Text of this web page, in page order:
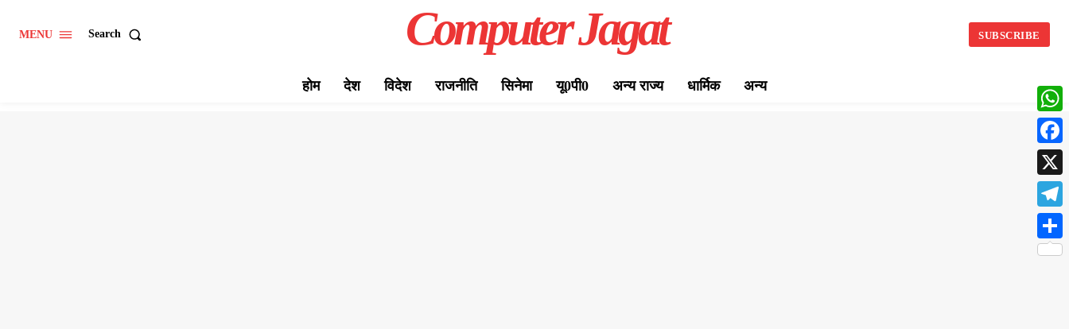
MENU Search Computer Jagat SUBSCRIBE
होम देश विदेश राजनीति सिनेमा यू0पी0 अन्य राज्य धार्मिक अन्य
X
Share